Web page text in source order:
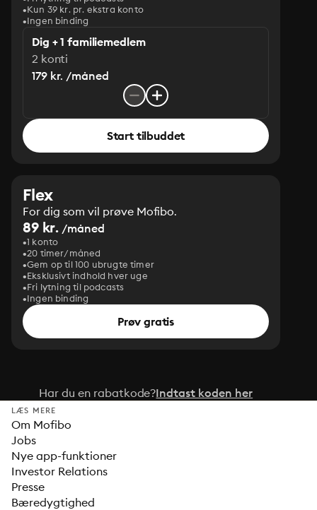
Kun 39 kr. pr. ekstra konto
Ingen binding
Dig + 1 familiemedlem
2 konti
179 kr. /måned
Start tilbuddet
Flex
For dig som vil prøve Mofibo.
89 kr. /måned
1 konto
20 timer/måned
Gem op til 100 ubrugte timer
Eksklusivt indhold hver uge
Fri lytning til podcasts
Ingen binding
Prøv gratis
Har du en rabatkode?Indtast koden her
LÆS MERE
Om Mofibo
Jobs
Nye app-funktioner
Investor Relations
Presse
Bæredygtighed